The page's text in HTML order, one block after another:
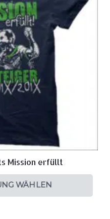
Mission erfüllt
WÄHLEN